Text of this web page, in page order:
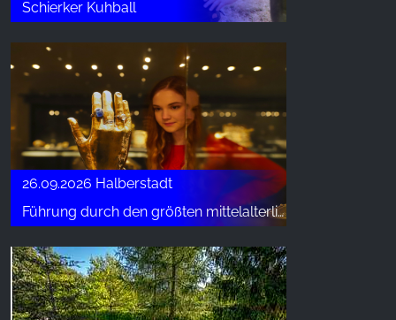
Schierker Kuhball
26.09.2026 Halberstadt
Führung durch den größten mittelalterlichen Domschatz außerhalb des Vatikans